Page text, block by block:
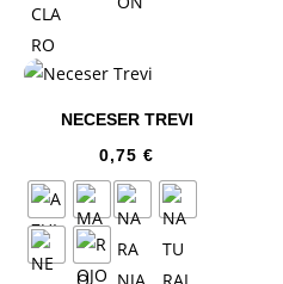
NECESER TREVI
0,75€